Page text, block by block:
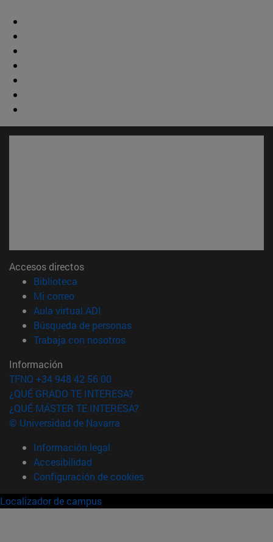
Accesos directos
Biblioteca
Mi correo(abre en nueva ventana)
Aula virtual ADI
Búsqueda de personas(abre en nueva ventana)
Trabaja con nosotros(abre en nueva ventana)
Información
TFNO +34 948 42 56 00
¿QUÉ GRADO TE INTERESA?
¿QUÉ MÁSTER TE INTERESA?
© Universidad de Navarra
Información legal
Accesibilidad
Configuración de cookies
Localizador de campus